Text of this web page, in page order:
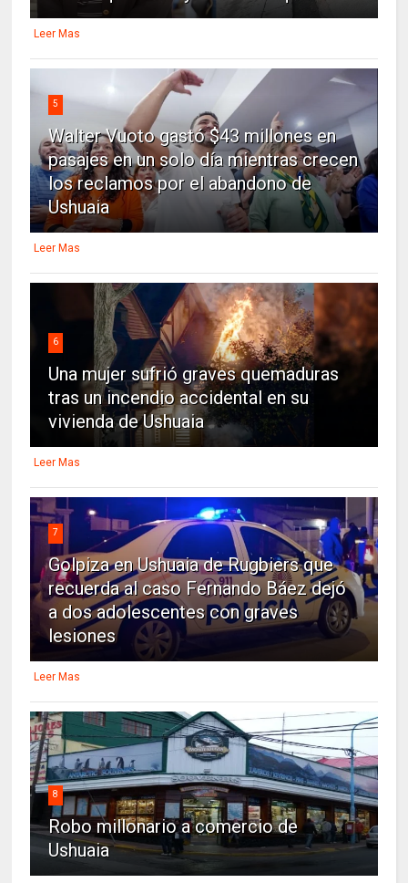
Leer Mas
5
Walter Vuoto gastó $43 millones en
pasajes en un solo día mientras crecen
los reclamos por el abandono de
Ushuaia
Leer Mas
6
Una mujer sufrió graves quemaduras
tras un incendio accidental en su
vivienda de Ushuaia
Leer Mas
7
Golpiza en Ushuaia de Rugbiers que
recuerda al caso Fernando Báez dejó
a dos adolescentes con graves
lesiones
Leer Mas
8
Robo millonario a comercio de
Ushuaia